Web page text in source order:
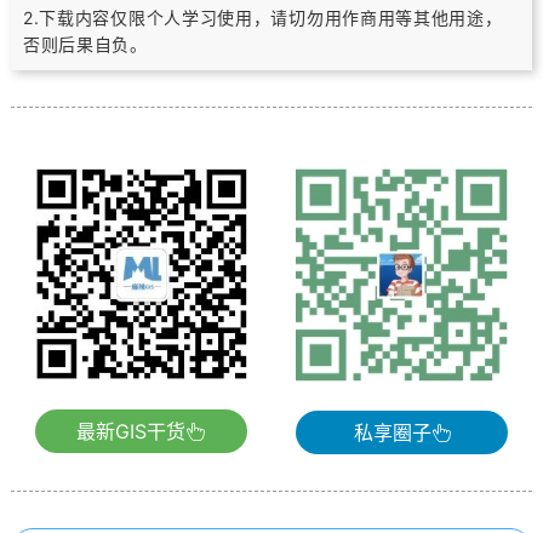
2.下载内容仅限个人学习使用，请切勿用作商用等其他用途，
否则后果自负。
最新GIS干货 私享圈子